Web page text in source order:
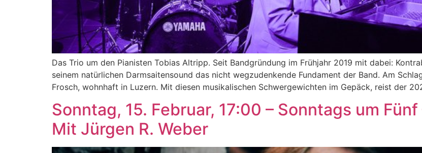
Das Trio um den Pianisten Tobias Altripp. Seit Bandgründung im Frühjahr 2019 mit dabei:
seinem natürlichen Darmsaitensound das nicht wegzudenkende Fundament der Band. Am
Frosch, wohnhaft in Luzern. Mit diesen musikalischen Schwergewichten im Gepäck, reist der
Sonntag, 15. Februar, 17:00 – Sonntags um
Mit Jürgen R. Weber